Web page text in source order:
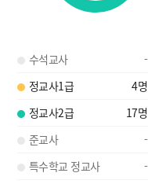
수석교사 -
정교사1급
4명
정교사2급
17명
준교사
-
특수학교 정교사
-